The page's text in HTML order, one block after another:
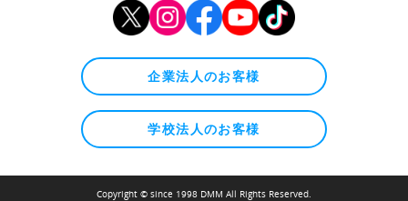
企業法人のお客様
学校法人のお客様
Copyright © since 1998 DMM All Rights Reserved.